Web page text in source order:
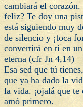
cambiará el corazón.
feliz? Te doy una
está siguiendo muy
de silencio y ¡toca
convertirá en ti en
eterna (cfr Jn 4,14)
Esa sed que tú
que ya ha dado la
la vida. ¡ojalá que te
amó primero.